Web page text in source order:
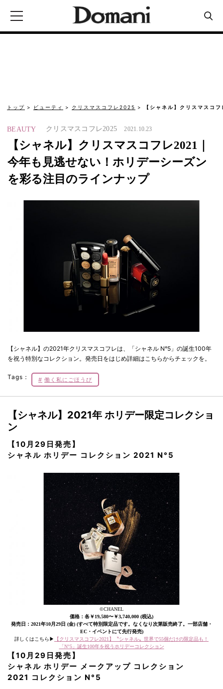
トップ ビューティ クリスマスコフレ2025 【シャネル】クリスマスコ
BEAUTY クリスマスコフレ2025 2021.10.23
【シャネル】クリスマスコフレ2021｜
今年も見逃せない！ホリデーシーズン
を彩る注目のラインナップ
【シャネル】の2021年クリスマスコフレは、「シャネル N°5」の誕生100年
を祝う特別なコレクション。発売日をはじめ詳細はこちらからチェックを。
Tags： 働く私にごほうび
【シャネル】2021年 ホリデー限定コレクショ
ン
【10月29日発売】
シャネル ホリデー コレクション 2021 N°5
©CHANEL
価格：各￥19,580〜￥3,740,000 (税込)
発売日：2021年10月29日 (金) (すべて特別限定品です。なくなり次第販売終了。一部店舗・
EC・イベントにて先行発売)
詳しくはこちら▶︎
【クリスマスコフレ2021】〝シャネル〟世界で55個だけの限定品も！
「N°5」誕生100年を祝うホリデーコレクション
【10月29日発売】
シャネル ホリデー メークアップ コレクション
2021 コレクション N°5